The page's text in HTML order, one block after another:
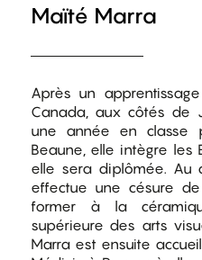
Maïté Marra
Après un
Canada, aux côtés de
une année en classe
Beaune, elle intègre
elle sera diplômée. Au
effectue une césure
former à la
supérieure des arts
Marra est ensuite